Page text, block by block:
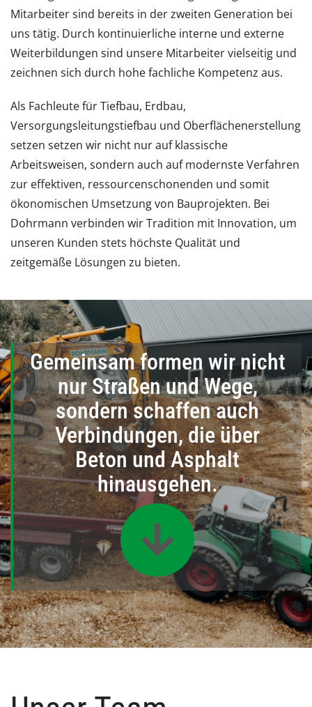
Mitarbeiter sind bereits in der zweiten Generation bei
uns tätig. Durch kontinuierliche interne und externe
Weiterbildungen sind unsere Mitarbeiter vielseitig und
zeichnen sich durch hohe fachliche Kompetenz aus.
Als Fachleute für Tiefbau, Erdbau,
Versorgungsleitungstiefbau und Oberflächenerstellung
setzen setzen wir nicht nur auf klassische
Arbeitsweisen, sondern auch auf modernste Verfahren
zur effektiven, ressourcenschonenden und somit
ökonomischen Umsetzung von Bauprojekten. Bei
Dohrmann verbinden wir Tradition mit Innovation, um
unseren Kunden stets höchste Qualität und
zeitgemäße Lösungen zu bieten.
Gemeinsam formen wir nicht
nur Straßen und Wege,
sondern schaffen auch
Verbindungen, die über
Beton und Asphalt
hinausgehen.